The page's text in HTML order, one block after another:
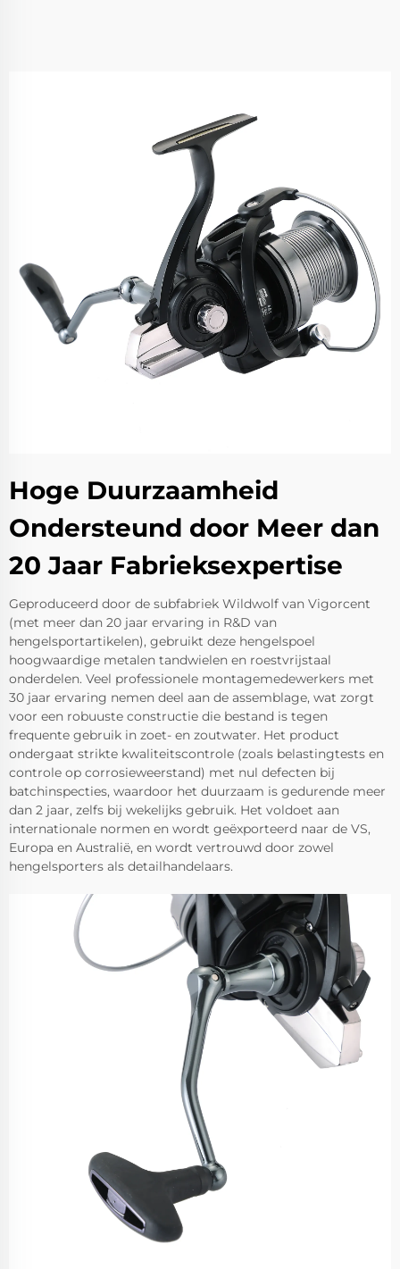
Hoge Duurzaamheid
Ondersteund door Meer dan
20 Jaar Fabrieksexpertise
Geproduceerd door de subfabriek Wildwolf van Vigorcent
(met meer dan 20 jaar ervaring in R&D van
hengelsportartikelen), gebruikt deze hengelspoel
hoogwaardige metalen tandwielen en roestvrijstaal
onderdelen. Veel professionele montagemedewerkers met
30 jaar ervaring nemen deel aan de assemblage, wat zorgt
voor een robuuste constructie die bestand is tegen
frequente gebruik in zoet- en zoutwater. Het product
ondergaat strikte kwaliteitscontrole (zoals belastingtests en
controle op corrosieweerstand) met nul defecten bij
batchinspecties, waardoor het duurzaam is gedurende meer
dan 2 jaar, zelfs bij wekelijks gebruik. Het voldoet aan
internationale normen en wordt geëxporteerd naar de VS,
Europa en Australië, en wordt vertrouwd door zowel
hengelsporters als detailhandelaars.